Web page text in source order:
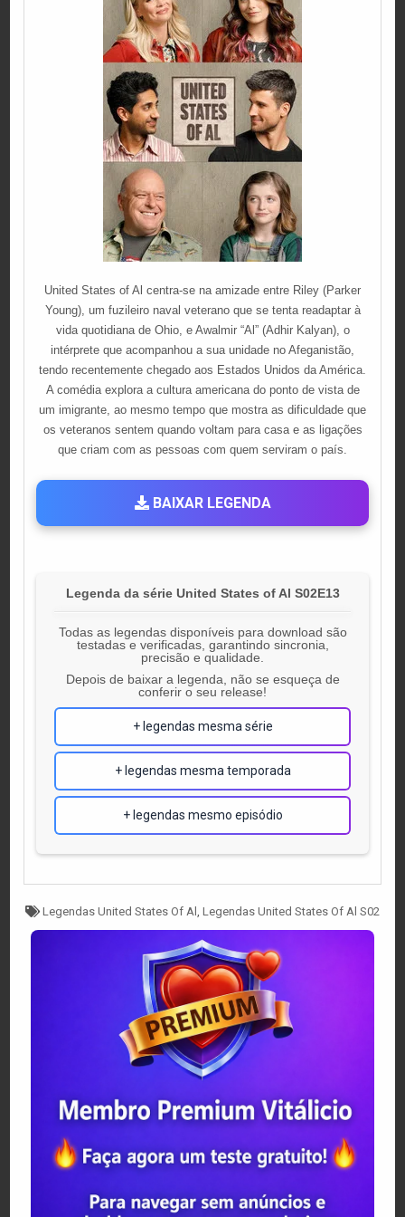
United States of Al centra-se na amizade entre Riley (Parker
Young), um fuzileiro naval veterano que se tenta readaptar à
vida quotidiana de Ohio, e Awalmir “Al” (Adhir Kalyan), o
intérprete que acompanhou a sua unidade no Afeganistão,
tendo recentemente chegado aos Estados Unidos da América.
A comédia explora a cultura americana do ponto de vista de
um imigrante, ao mesmo tempo que mostra as dificuldade que
os veteranos sentem quando voltam para casa e as ligações
que criam com as pessoas com quem serviram o país.
BAIXAR LEGENDA
Legenda da série United States of Al S02E13
Todas as legendas disponíveis para download são
testadas e verificadas, garantindo sincronia,
precisão e qualidade.
Depois de baixar a legenda, não se esqueça de
conferir o seu release!
+ legendas mesma série
+ legendas mesma temporada
+ legendas mesmo episódio
Tagged
Legendas United States Of Al Legendas United States Of Al S02